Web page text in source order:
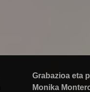
Grabazioa eta
Monika